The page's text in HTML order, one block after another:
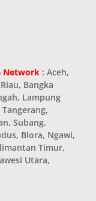
Network : Aceh,
Bangka
Lampung
Subang,
Blora, Ngawi,
Timur,
Utara,